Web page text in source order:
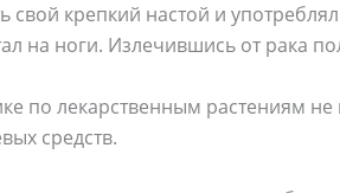
свой крепкий настой и
на ноги. Излечившись от рака
по лекарственным растениям
средств.